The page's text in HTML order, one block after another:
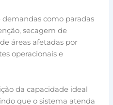
como paradas
secagem de
áreas afetadas por
operacionais e
da capacidade ideal
que o sistema atenda